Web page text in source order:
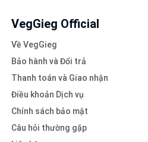
VegGieg Official
Về VegGieg
Bảo hành và Đổi trả
Thanh toán và Giao nhận
Điều khoản Dịch vụ
Chính sách bảo mật
Câu hỏi thường gặp